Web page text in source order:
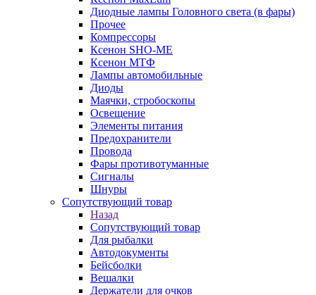
Диодные лампы Головного света (в фары)
Прочее
Компрессоры
Ксенон SHO-ME
Ксенон МТФ
Лампы автомобильные
Диоды
Маячки, стробоскопы
Освещение
Элементы питания
Предохранители
Провода
Фары противотуманные
Сигналы
Шнуры
Сопутствующий товар
Назад
Сопутствующий товар
Для рыбалки
Автодокументы
Бейсболки
Вешалки
Держатели для очков